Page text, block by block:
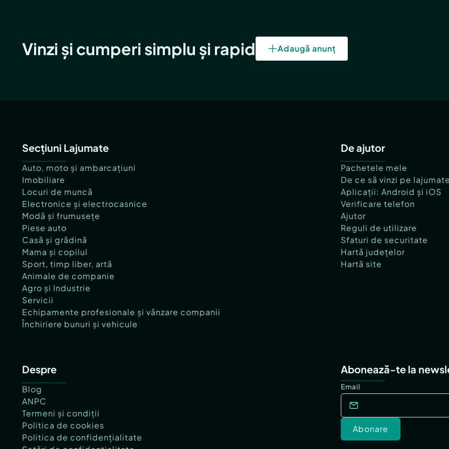
Vinzi și cumperi simplu și rapid Adaugă anunț
Secțiuni Lajumate
Auto, moto și ambarcațiuni
Imobiliare
Locuri de muncă
Electronice și electrocasnice
Modă și frumusețe
Piese auto
Casă și grădină
Mama și copilul
Sport, timp liber, artă
Animale de companie
Agro și Industrie
Servicii
Echipamente profesionale și vânzare companii
Închiriere bunuri și vehicule
De ajutor
Pachetele mele
De ce să vinzi pe
Aplicații: Android și iOS
Verificare telefon
Ajutor
Reguli de utilizare
Sfaturi de securitate
Hartă județelor
Hartă site
Despre
Blog
ANPC
Termeni și condiții
Politica de cookies
Politica de confidențialitate
Abonează-te la
Email
Abonare